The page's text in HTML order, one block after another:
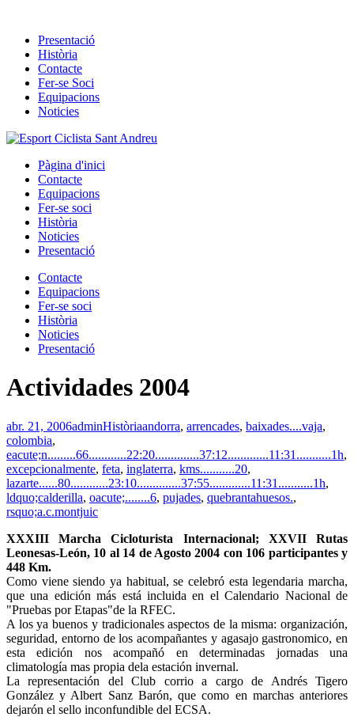
contentPresentació
Història
Contacte
Fer-se Soci
Equipacions
Noticies
Pàgina d'inici
Contacte
Equipacions
Fer-se soci
Història
Noticies
Presentació
Contacte
Equipacions
Fer-se soci
Història
Noticies
Presentació
Actividades 2004
abr. 21, 2006adminHistòriaandorra, arrencades, baixades....vaja,
colombia,
eacute;n.........66............22:20..............37:12.............11:31...........1h,
excepcionalmente, feta, inglaterra, kms...........20,
lazarte......80............23:10..............37:55.............11:31...........1h,
ldquo;calderilla, oacute;........6, pujades, quebrantahuesos.,
rsquo;a.c.montjuic
XXXIII Marcha Cicloturista Internacional; XXVII Rutas
Leonesas-León, 10 al 14 de Agosto 2004 con 106 participantes y
448 Km.
Como viene siendo ya habitual, se celebró esta legendaria marcha,
que una edición más está incluida en el Calendario Nacional de
"Pruebas por Etapas"de la RFEC.
A los ya buenos y tradicionales aspectos de la misma: organización,
seguridad, entorno de los acompañantes y agasajo gastronomico, en
esta edición nos acompañó en determinadas jornadas una
climatología mas propia dela estación invernal.
La representación del Club corrio a cargo de Andrés Tigero
González y Albert Sanz Barón, que como en marchas anteriores
dejarón el sello inconfundible del ECSA.